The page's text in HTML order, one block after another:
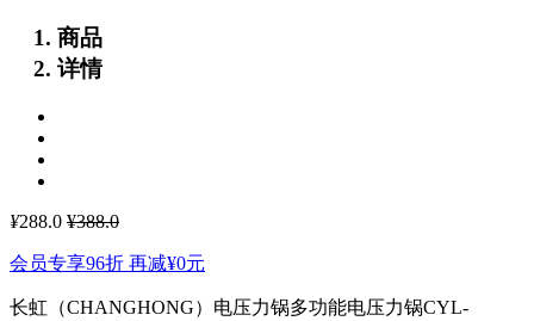
商品
详情
¥288.0 ¥388.0
会员专享96折 再减¥0元
长虹（CHANGHONG）电压力锅多功能电压力锅CYL-